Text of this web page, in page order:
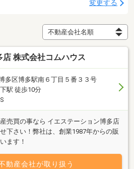
変更する
株式会社コムハウス
多区博多駅南６丁目５番３３号
駅 徒歩10分
売買の事なら イエステーション博多店
下さい！弊社は、創業1987年からの販
ます！
動産会社が取り扱う